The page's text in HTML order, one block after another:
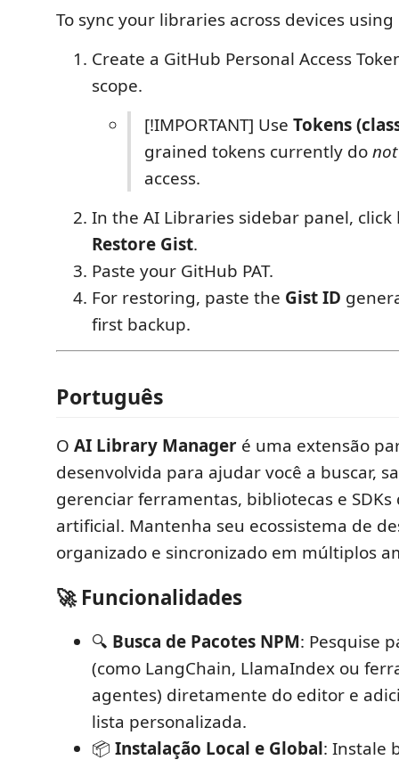
To sync your libraries across devices
Create a GitHub Personal Access
scope.
[!IMPORTANT] Use Tokens
grained tokens currently donot
access.
In the AI Libraries sidebar panel, click
Restore Gist.
Paste your GitHub PAT.
For restoring, paste the Gist ID
first backup.
Português
O AI Library Manager é uma extensão
desenvolvida para ajudar você a buscar,
gerenciar ferramentas, bibliotecas e
artificial. Mantenha seu ecossistema de
organizado e sincronizado em múltiplos
🚀 Funcionalidades
🔍 Busca de Pacotes NPM: Pesquise
(como LangChain, LlamaIndex ou
agentes) diretamente do editor e
lista personalizada.
📦 Instalação Local e Global: Instale